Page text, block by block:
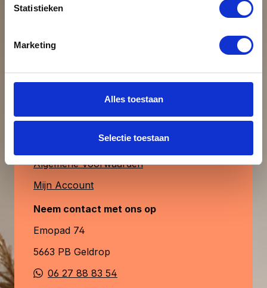
Statistieken
Marketing
Alles toestaan
Selectie toestaan
uiteraard ook verkrijgbaar. MagFrame-less
duurzame en aanpasbare fotopresentatie.
taal.
uw inzichten met anderen.
Klantenservice
Heb je vragen?
Contactformulier
Veelgestelde Vragen
Algemene Voorwaarden
Mijn Account
Neem contact met ons op
Emopad 74
5663 PB Geldrop
06 27 88 83 54